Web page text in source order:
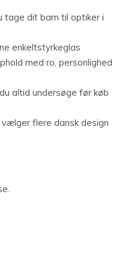
tage dit barn til optiker i
enkeltstyrkeglas
med ro, personlighed
altid undersøge før køb
flere dansk design